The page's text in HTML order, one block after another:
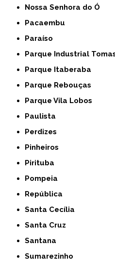
Nossa Senhora do Ó
Pacaembu
Paraíso
Parque Industrial
Parque Itaberaba
Parque Rebouças
Parque Vila Lobos
Paulista
Perdizes
Pinheiros
Pirituba
Pompeia
República
Santa Cecília
Santa Cruz
Santana
Sumarezinho